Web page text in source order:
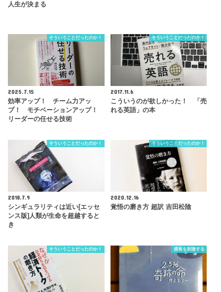
人生が決まる
そういうことだったのか！
2025.7.15
効率アップ！ チーム力アッ
プ！ モチベーションアップ！
リーダーの任せる技術
そういうことだったのか！
2017.11.6
こういうのが欲しかった！ 「売
れる英語」の本
そういうことだったのか！
2018.7.9
シンギュラリティは近い[エッセ
ンス版]人類が生命を超越すると
き
そういうことだったのか！
2020.12.16
覚悟の磨き方 超訳 吉田松陰
そういうことだったのか！ 感覚を刺激する